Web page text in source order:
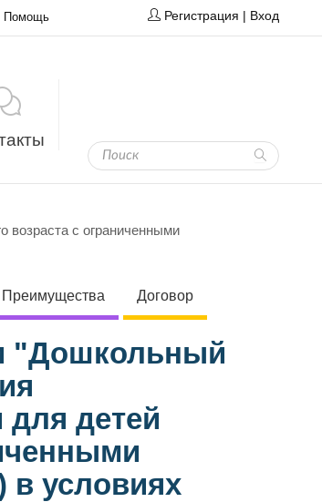
Помощь Регистрация | Вход
возраста с ограниченными
Преимущества Договор
"Дошкольный
для детей
в условиях